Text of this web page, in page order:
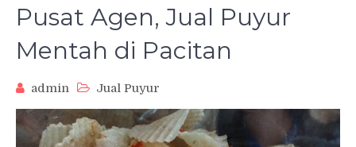
Pusat Agen, Jual Puyur
Mentah di Pacitan
admin Jual Puyur